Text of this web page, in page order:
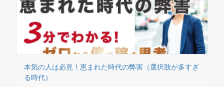
本気の人は必見！恵まれた時代の弊害（選択肢が多すぎ
る時代）